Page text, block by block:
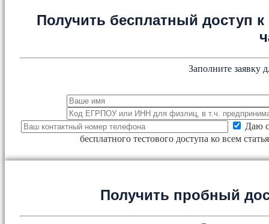
Получить бесплатный доступ к
Заполните заявку
Даю
бесплатного тестового доступа ко всем
Получить пробный